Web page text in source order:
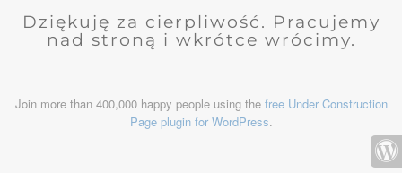
Dziękuję za cierpliwość. Pracujemy
nad stroną i wkrótce wrócimy.
Join more than 400,000 happy people using the free Under Construction
Page plugin for WordPress.